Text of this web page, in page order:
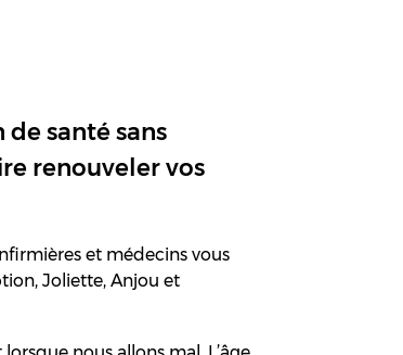
santé sans
renouveler vos
et médecins vous
Joliette, Anjou et